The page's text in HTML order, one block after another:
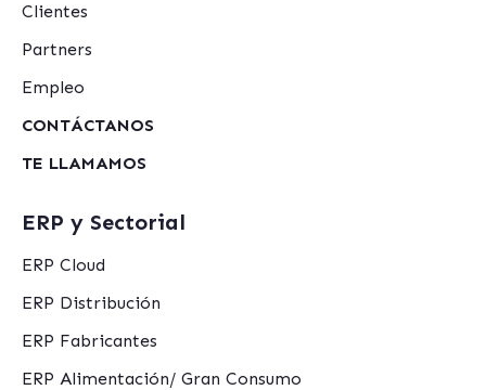
Clientes
Partners
Empleo
CONTÁCTANOS
TE LLAMAMOS
ERP y Sectorial
ERP Cloud
ERP Distribución
ERP Fabricantes
ERP Alimentación/ Gran Consumo